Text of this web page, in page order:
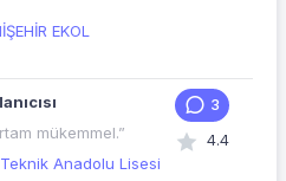
EKOL
mükemmel.”
Anadolu Lisesi
3
4.4